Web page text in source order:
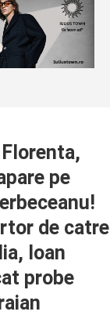
pe
de catre
Ioan
probe